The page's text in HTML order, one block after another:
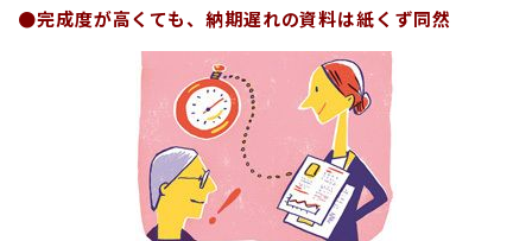
●完成度が高くても、納期遅れの資料は紙くず同然